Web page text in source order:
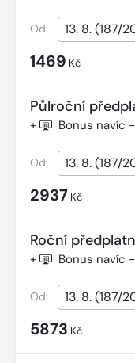
Od:
1469 Kč
Půlroční
+ Bonus navíc
Od:
2937 Kč
Roční
+ Bonus navíc
Od:
5873 Kč